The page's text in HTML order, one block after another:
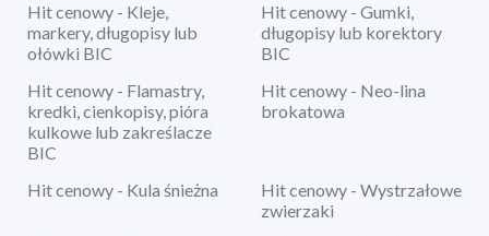
Hit cenowy - Kleje,
markery, długopisy lub
ołówki BIC
Hit cenowy - Gumki,
długopisy lub korektory
BIC
Hit cenowy - Flamastry,
kredki, cienkopisy, pióra
kulkowe lub zakreślacze
BIC
Hit cenowy - Neo-lina
brokatowa
Hit cenowy - Kula śnieżna
Hit cenowy - Wystrzałowe
zwierzaki